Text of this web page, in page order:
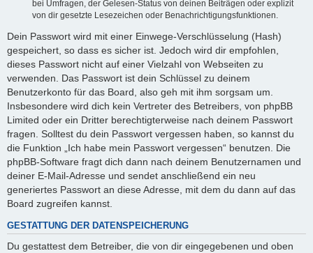
bei Umfragen, der Gelesen-Status von deinen Beiträgen oder explizit
von dir gesetzte Lesezeichen oder Benachrichtigungsfunktionen.
Dein Passwort wird mit einer Einwege-Verschlüsselung (Hash)
gespeichert, so dass es sicher ist. Jedoch wird dir empfohlen,
dieses Passwort nicht auf einer Vielzahl von Webseiten zu
verwenden. Das Passwort ist dein Schlüssel zu deinem
Benutzerkonto für das Board, also geh mit ihm sorgsam um.
Insbesondere wird dich kein Vertreter des Betreibers, von phpBB
Limited oder ein Dritter berechtigterweise nach deinem Passwort
fragen. Solltest du dein Passwort vergessen haben, so kannst du
die Funktion „Ich habe mein Passwort vergessen“ benutzen. Die
phpBB-Software fragt dich dann nach deinem Benutzernamen und
deiner E-Mail-Adresse und sendet anschließend ein neu
generiertes Passwort an diese Adresse, mit dem du dann auf das
Board zugreifen kannst.
GESTATTUNG DER DATENSPEICHERUNG
Du gestattest dem Betreiber, die von dir eingegebenen und oben